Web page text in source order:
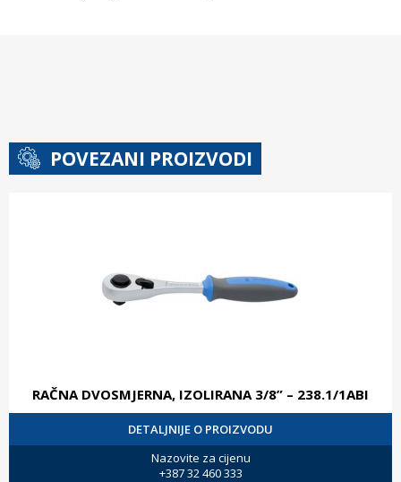
POVEZANI PROIZVODI
RAČNA DVOSMJERNA, IZOLIRANA 3/8” – 238.1/1ABI
DETALJNIJE O PROIZVODU
Nazovite za cijenu
+387 32 460 333